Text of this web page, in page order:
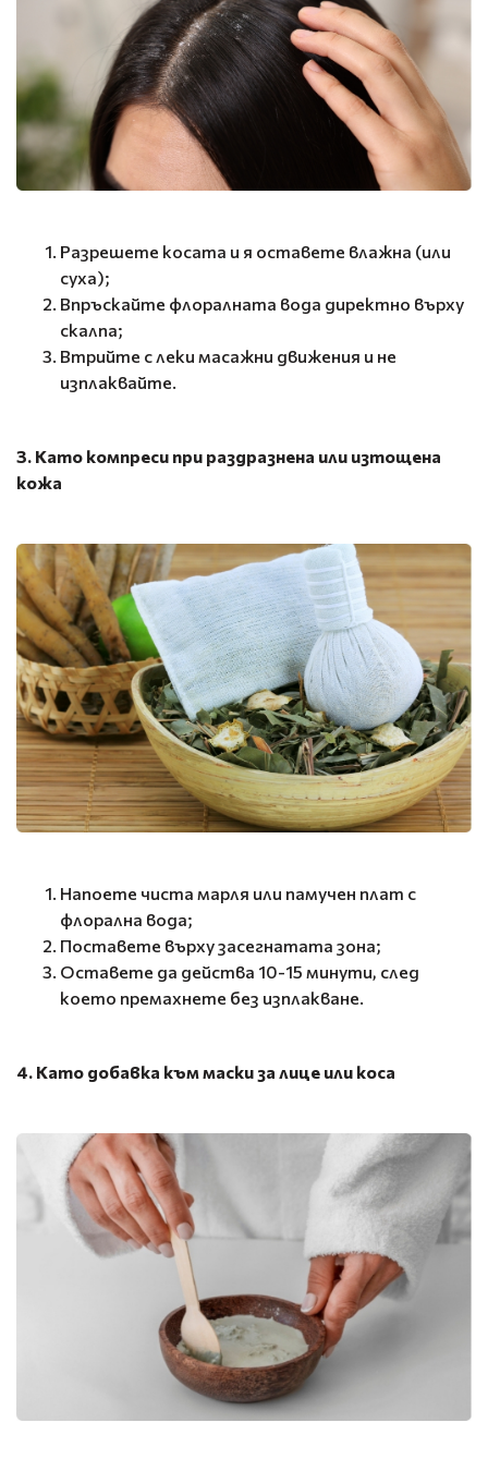
Разрешете косата и я оставете влажна (или
суха);
Впръскайте флоралната вода директно върху
скалпа;
Втрийте с леки масажни движения и не
изплаквайте.
3. Като компреси при раздразнена или изтощена
кожа
Напоете чиста марля или памучен плат с
флорална вода;
Поставете върху засегнатата зона;
Оставете да действа 10-15 минути, след
което премахнете без изплакване.
4. Като добавка към маски за лице или коса